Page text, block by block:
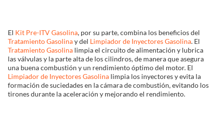
Encuentra un Distribuidor
El Kit Pre-ITV Gasolina, por su parte, combina los beneficios del
Tratamiento Gasolinay del Limpiador de Inyectores Gasolina. El
Tratamiento Gasolina limpia el circuito de alimentación y lubrica
las válvulas y la parte alta de los cilindros, de manera que asegura
una buena combustión y un rendimiento óptimo del motor. El
Limpiador de Inyectores Gasolina limpia los inyectores y evita la
formación de suciedades en la cámara de combustión, evitando los
tirones durante la aceleración y mejorando el rendimiento.